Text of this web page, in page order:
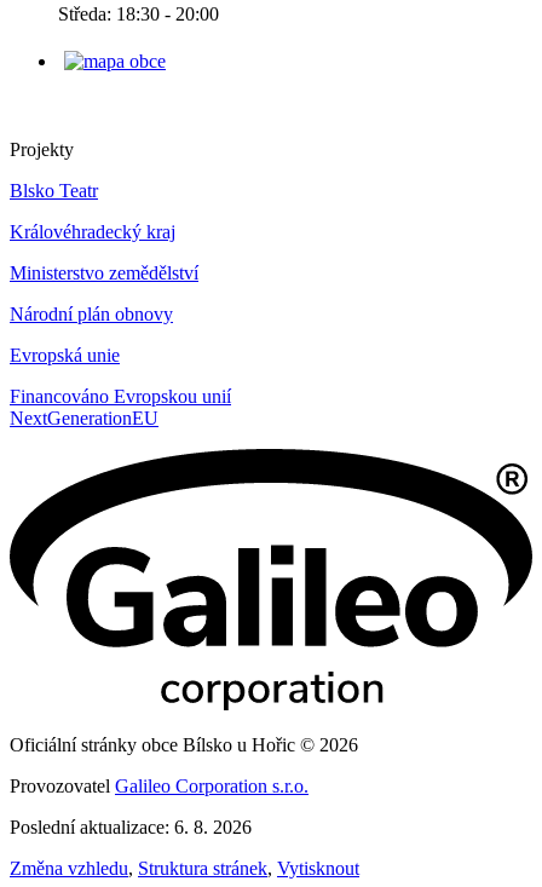
Středa: 18:30 - 20:00
Projekty
Blsko Teatr
Královéhradecký kraj
Ministerstvo zemědělství
Národní plán obnovy
Evropská unie
Financováno Evropskou unií
NextGenerationEU
Oficiální stránky obce Bílsko u Hořic © 2026
Provozovatel Galileo Corporation s.r.o.
Poslední aktualizace: 6. 8. 2026
Změna vzhledu, Struktura stránek, Vytisknout